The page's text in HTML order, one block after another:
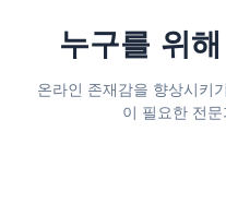
누구를 위
온라인 존재감을 향상시키
이 필요한 전